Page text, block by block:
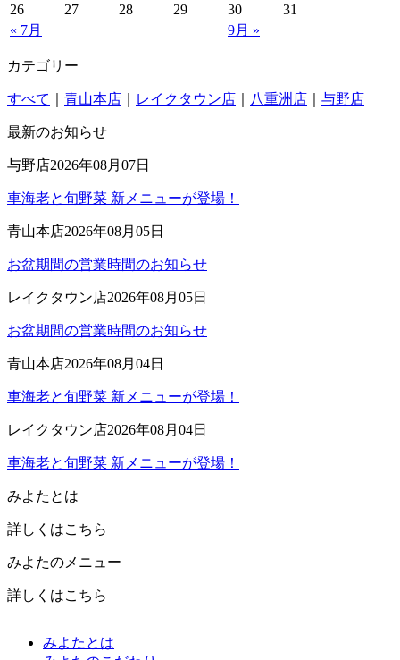
« 7月 9月 »
26
27 28 29 30 31
カテゴリー
すべて 青山本店 レイクタウン店 八重洲店 与野店
最新のお知らせ
与野店2026年08月07日
車海老と旬野菜 新メニューが登場！
青山本店2026年08月05日
お盆期間の営業時間のお知らせ
レイクタウン店2026年08月05日
お盆期間の営業時間のお知らせ
青山本店2026年08月04日
車海老と旬野菜 新メニューが登場！
レイクタウン店2026年08月04日
車海老と旬野菜 新メニューが登場！
みよたとは
詳しくはこちら
みよたのメニュー
詳しくはこちら
みよたとは